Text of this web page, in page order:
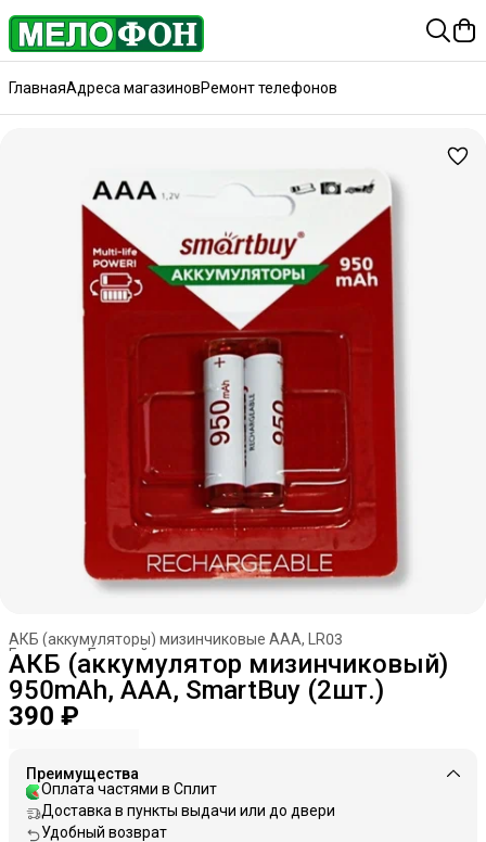
ГлавнаяАдреса магазиновРемонт телефонов
АКБ (аккумуляторы) мизинчиковые AAA, LR03
Батарейки, аккумуляторы
Главная ›
АКБ (аккумулятор мизинчиковый)
950mAh, AAA, SmartBuy (2шт.)
390 ₽
Преимущества
Оплата частями в Сплит
Доставка в пункты выдачи или до двери
Удобный возврат